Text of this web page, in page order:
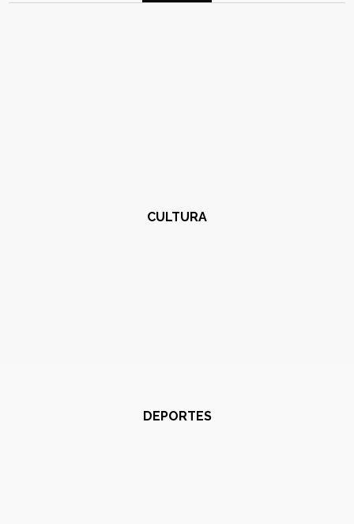
CULTURA
DEPORTES